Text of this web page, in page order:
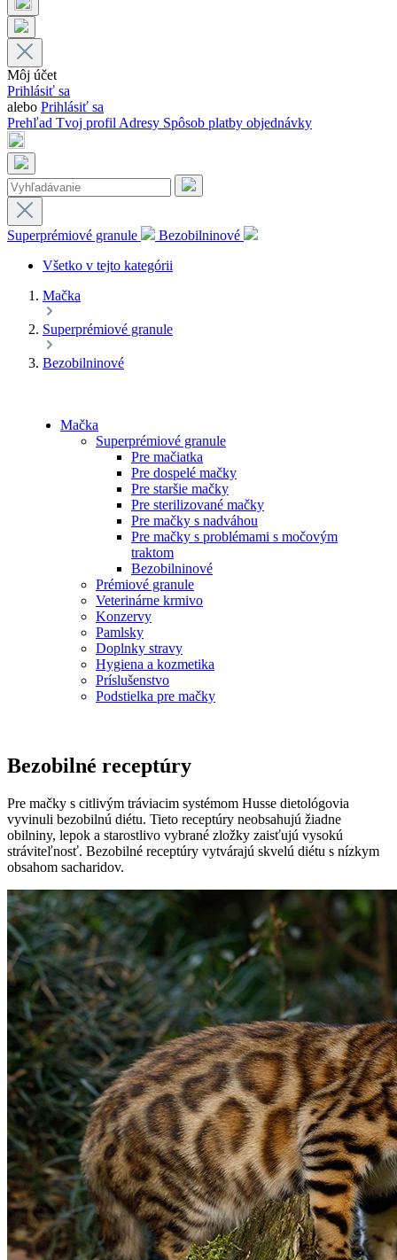
Môj účet
Prihlásiť sa
alebo Prihlásiť sa
Prehľad Tvoj profilAdresy Spôsob platby objednávky
Superprémiové granule
Bezobilninové
Všetko v tejto kategórii
Mačka
Superprémiové granule
Bezobilninové
Mačka
Superprémiové granule
Pre mačiatka
Pre dospelé mačky
Pre staršie mačky
Pre sterilizované mačky
Pre mačky s nadváhou
Pre mačky s problémami s močovým
traktom
Bezobilninové
Prémiové granule
Veterinárne krmivo
Konzervy
Pamlsky
Doplnky stravy
Hygiena a kozmetika
Príslušenstvo
Podstielka pre mačky
Bezobilné receptúry
Pre mačky s citlivým tráviacim systémom Husse dietológovia
vyvinuli bezobilnú diétu. Tieto receptúry neobsahujú žiadne
obilniny, lepok a starostlivo vybrané zložky zaisťujú vysokú
stráviteľnosť. Bezobilné receptúry vytvárajú skvelú diétu s nízkym
obsahom sacharidov.